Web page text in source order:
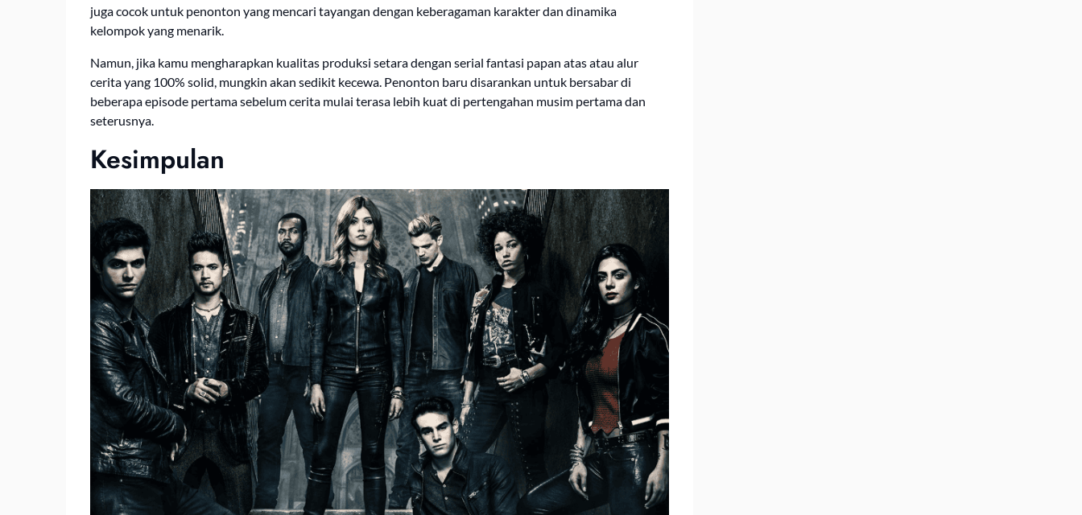
juga cocok untuk penonton yang mencari tayangan dengan keberagaman karakter dan dinamika
kelompok yang menarik.
Namun, jika kamu mengharapkan kualitas produksi setara dengan serial fantasi papan atas atau alur
cerita yang 100% solid, mungkin akan sedikit kecewa. Penonton baru disarankan untuk bersabar di
beberapa episode pertama sebelum cerita mulai terasa lebih kuat di pertengahan musim pertama dan
seterusnya.
Kesimpulan